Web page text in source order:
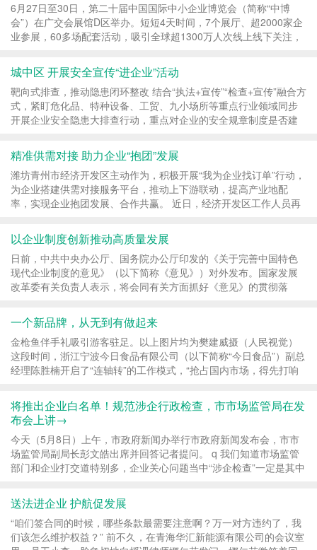
6月27日至30日，第二十届中国国际中小企业博览会（简称“中博
会”）在广交会展馆D区举办。短短4天时间，7个展厅、超2000家企
业参展，60多场配套活动，吸引全球超1300万人次线上线下关注，
城中区 开展安全宣传“进企业”活动
靶向式排查，推动隐患闭环整改 结合“执法+宣传”“检查+宣传”融合方
式，紧盯危化品、特种设备、工贸、九小场所等重点行业领域同步
开展企业安全隐患大排查行动，重点对企业的安全规章制度是否建
精准供需对接 助力企业“抱团”发展
潍坊青州市经济开发区主动作为，积极开展“我为企业找订单”行动，
为企业搭建供需对接服务平台，推动上下游联动，提高产业地配
率，实现企业抱团发展、合作共赢。 近日，经济开发区工作人员再
以企业制度创新推动高质量发展
日前，中共中央办公厅、国务院办公厅印发的《关于完善中国特色
现代企业制度的意见》（以下简称《意见》）对外发布。国家发展
改革委有关负责人表示，将会同有关方面抓好《意见》的贯彻落
一个新品牌，从无到有做起来
金枪鱼伴手礼吸引游客驻足。以上图片均为樊建威摄（人民视觉）
这段时间，浙江宁波今日食品有限公司（以下简称“今日食品”）副总
经理陈胜楠开启了“连轴转”的工作模式，“抢占国内市场，得先打响
将推出企业白名单！规范涉企行政检查，市市场监管局在发
布会上讲→
今天（5月8日）上午，市政府新闻办举行市政府新闻发布会，市市
场监管局副局长彭文皓出席并回答记者提问。 q 我们知道市场监管
部门和企业打交道特别多，企业关心问题当中“涉企检查”一定是其中
送法进企业 护航促发展
“咱们签合同的时候，哪些条款最需要注意啊？万一对方违约了，我
们该怎么维护权益？” 前不久，在青海华汇新能源有限公司的会议室